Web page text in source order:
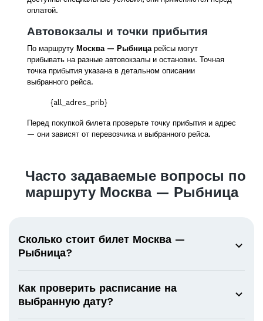
оплатой.
Автовокзалы и точки прибытия
По маршруту Москва — Рыбницарейсы могут
прибывать на разные автовокзалы и остановки. Точная
точка прибытия указана в детальном описании
выбранного рейса.
{all_adres_prib}
Перед покупкой билета проверьте точку прибытия и адрес
— они зависят от перевозчика и выбранного рейса.
Часто задаваемые вопросы по
маршруту Москва — Рыбница
Сколько стоит билет Москва —
Рыбница?
Как проверить расписание на
выбранную дату?